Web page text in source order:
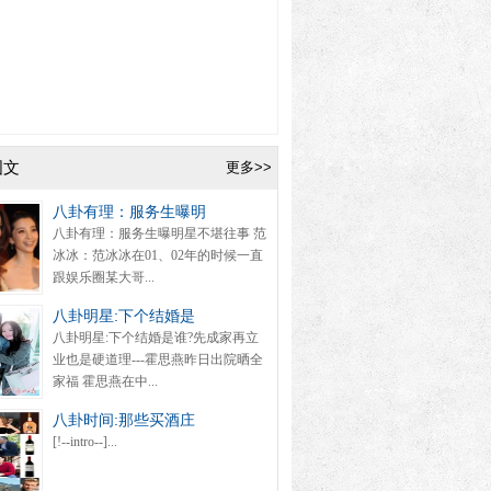
更多>>
八卦有理：服务生曝明
八卦有理：服务生曝明星不堪往事 范
冰冰：范冰冰在01、02年的时候一直
跟娱乐圈某大哥...
八卦明星:下个结婚是
八卦明星:下个结婚是谁?先成家再立
业也是硬道理---霍思燕昨日出院晒全
家福 霍思燕在中...
八卦时间:那些买酒庄
[!--intro--]...